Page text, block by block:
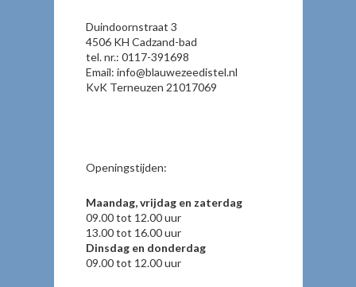
Duindoornstraat 3
4506 KH Cadzand-bad
tel. nr.: 0117-391698
Email: info@blauwezeedistel.nl
KvK Terneuzen 21017069
Openingstijden:
Maandag, vrijdag en zaterdag
09.00 tot 12.00 uur
13.00 tot 16.00 uur
Dinsdag en donderdag
09.00 tot 12.00 uur